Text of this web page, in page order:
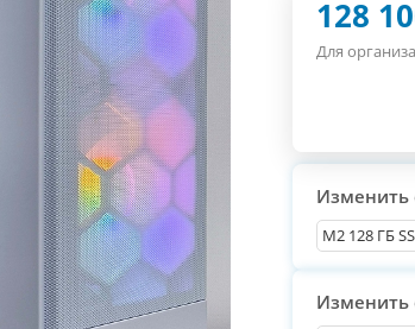
128
Для
Изменить
М2 128 ГБ